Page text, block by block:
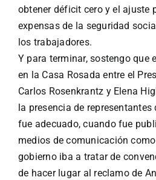
obtener déficit cero y el ajuste
expensas de la seguridad
los trabajadores.
Y para terminar, sostengo que
en la Casa Rosada entre el
Carlos Rosenkrantz y Elena
la presencia de
fue adecuado, cuando fue
medios de comunicación
gobierno iba a tratar de
de hacer lugar al reclamo de